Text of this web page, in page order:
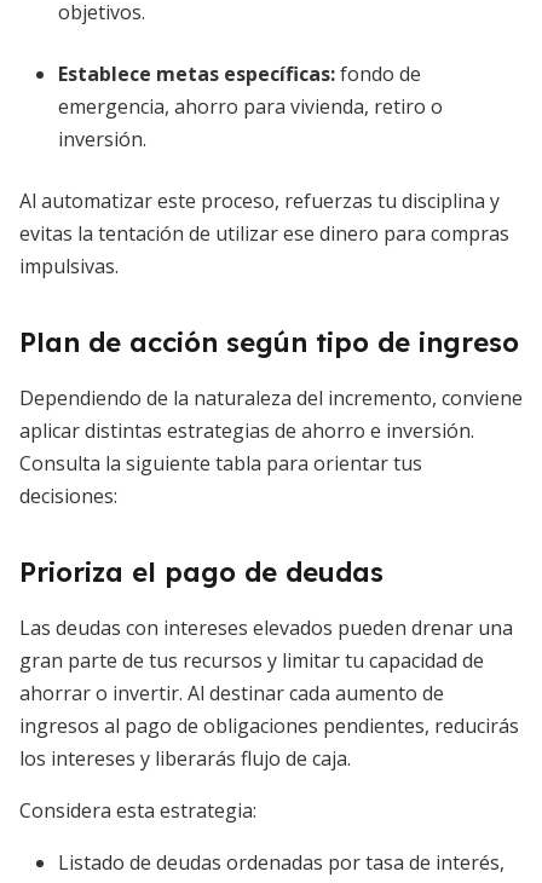
objetivos.
Establece metas específicas:fondo de
emergencia, ahorro para vivienda, retiro o
inversión.
Al automatizar este proceso, refuerzas tu disciplina y
evitas la tentación de utilizar ese dinero para compras
impulsivas.
Plan de acción según tipo de ingreso
Dependiendo de la naturaleza del incremento, conviene
aplicar distintas estrategias de ahorro e inversión.
Consulta la siguiente tabla para orientar tus
decisiones:
Prioriza el pago de deudas
Las deudas con intereses elevados pueden drenar una
gran parte de tus recursos y limitar tu capacidad de
ahorrar o invertir. Al destinar cada aumento de
ingresos al pago de obligaciones pendientes, reducirás
los intereses y liberarás flujo de caja.
Considera esta estrategia:
Listado de deudas ordenadas por tasa de interés,